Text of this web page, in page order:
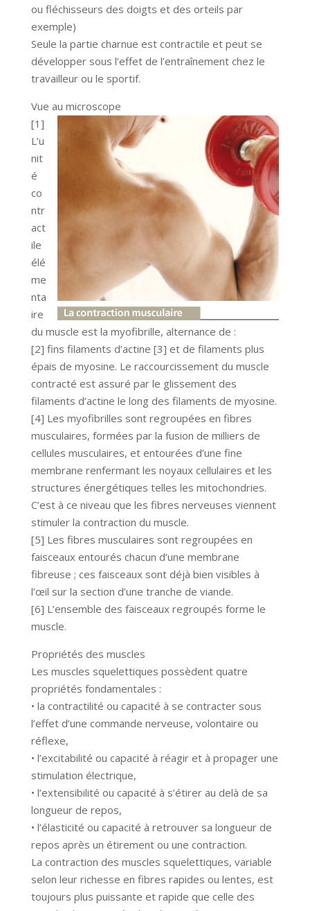
ou fléchisseurs des doigts et des orteils par
exemple)
Seule la partie charnue est contractile et peut se
développer sous l’effet de l’entraînement chez le
travailleur ou le sportif.
Vue au microscope
[1]
L’u
nit
é
co
ntr
act
ile
élé
me
nta
ire
du muscle est la myofibrille, alternance de :
[2] fins filaments d’actine [3] et de filaments plus
épais de myosine. Le raccourcissement du muscle
contracté est assuré par le glissement des
filaments d’actine le long des filaments de myosine.
[4] Les myofibrilles sont regroupées en fibres
musculaires, formées par la fusion de milliers de
cellules musculaires, et entourées d’une fine
membrane renfermant les noyaux cellulaires et les
structures énergétiques telles les mitochondries.
C’est à ce niveau que les fibres nerveuses viennent
stimuler la contraction du muscle.
[5] Les fibres musculaires sont regroupées en
faisceaux entourés chacun d’une membrane
fibreuse ; ces faisceaux sont déjà bien visibles à
l’œil sur la section d’une tranche de viande.
[6] L’ensemble des faisceaux regroupés forme le
muscle.
Propriétés des muscles
Les muscles squelettiques possèdent quatre
propriétés fondamentales :
• la contractilité ou capacité à se contracter sous
l’effet d’une commande nerveuse, volontaire ou
réflexe,
• l’excitabilité ou capacité à réagir et à propager une
stimulation électrique,
• l’extensibilité ou capacité à s’étirer au delà de sa
longueur de repos,
• l’élasticité ou capacité à retrouver sa longueur de
repos après un étirement ou une contraction.
La contraction des muscles squelettiques, variable
selon leur richesse en fibres rapides ou lentes, est
toujours plus puissante et rapide que celle des